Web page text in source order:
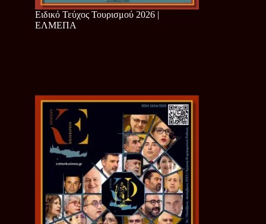
Ειδικό Τεύχος Τουρισμού 2026 |
ΕΛΜΕΠΑ